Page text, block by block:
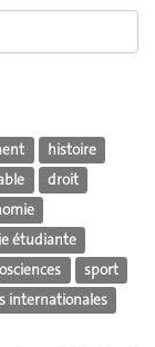
histoire
droit
étudiante
sport
internationales